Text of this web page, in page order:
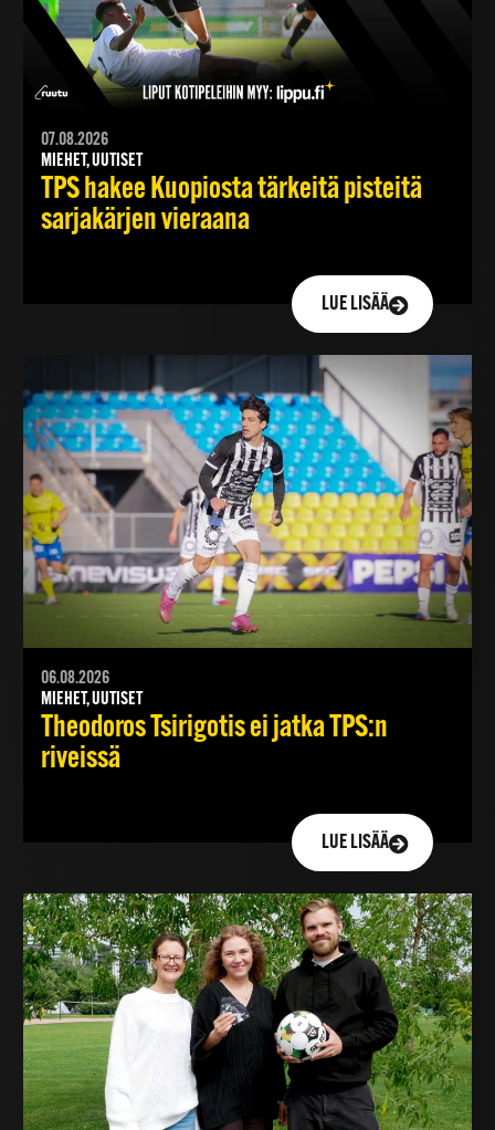
07.08.2026
MIEHET, UUTISET
TPS hakee Kuopiosta tärkeitä pisteitä
sarjakärjen vieraana
LUE LISÄÄ
06.08.2026
MIEHET, UUTISET
Theodoros Tsirigotis ei jatka TPS:n
riveissä
LUE LISÄÄ